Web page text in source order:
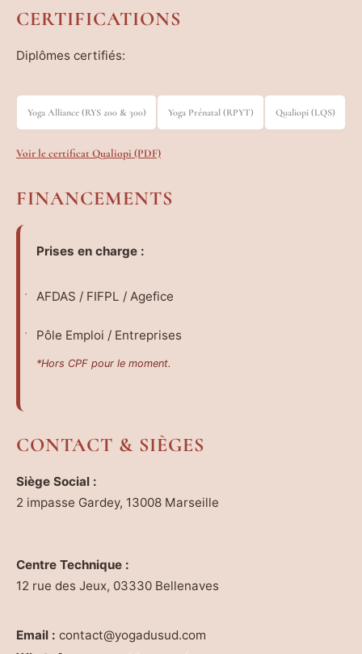
CERTIFICATIONS
Diplômes certifiés:
Yoga Alliance (RYS 200 & 300) Yoga Prénatal (RPYT) Qualiopi (LQS)
Voir le certificat Qualiopi (PDF)
FINANCEMENTS
Prises en charge :
AFDAS / FIFPL / Agefice
Pôle Emploi / Entreprises
*Hors CPF pour le moment.
CONTACT & SIÈGES
Siège Social :
2 impasse Gardey, 13008 Marseille
Centre Technique :
12 rue des Jeux, 03330 Bellenaves
Email : contact@yogadusud.com